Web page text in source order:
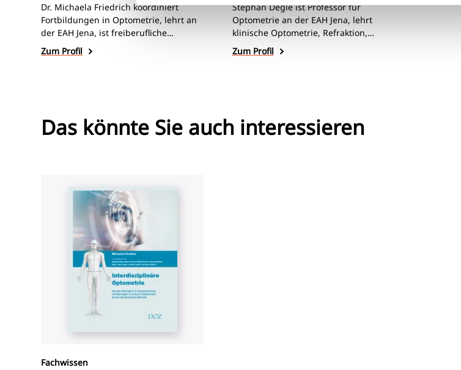
Dr. Michaela Friedrich koordiniert
Fortbildungen in Optometrie, lehrt an
der EAH Jena, ist freiberufliche
Optometristin, Autorin und Referentin
mit Schwerpunkt auf Kinderoptometrie
Zum Profil
Stephan Degle ist Professor für
Optometrie an der EAH Jena, lehrt
klinische Optometrie, Refraktion,
Binokularprüfung und Management.
Zudem ist er als Studienberater,
Zum Profil
Das könnte Sie auch interessieren
Fachwissen